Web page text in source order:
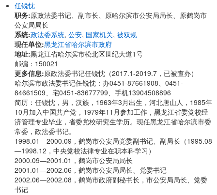
任锐忱
职务:原政法委书记、副市长、原哈尔滨市公安局局长、原鹤岗市
公安局局长
系统:政法委系统, 公安, 国家机关, 被双规
现任单位:黑龙江省哈尔滨市政府
地址:黑龙江省哈尔滨市松北区世纪大道1号
邮编：150021
更多信息:原政法委书记任锐忱（2017.1-2019.7，已被查办）
哈尔滨市政法委书记任锐忱：办0451-87661908、0451-
84661509、宅0451-83677799、手机13904508896
简历：任锐忱，男，汉族，1963年3月出生，河北唐山人，1985年
10月加入中国共产党，1979年11月参加工作，黑龙江省委党校经
济管理专业毕业，省委党校研究生学历。现任黑龙江省哈尔滨市委
常委，政法委书记。
1998.01—2000.09，鹤岗市公安局党委副书记、副局长（1995.08
—1998.12，中央党校法律专业在职本科学习）
2000.09—2001.01，鹤岗市公安局局长
2001.01—2002.06，鹤岗市公安局局长、党委书记
2002.06—2002.08，鹤岗市政府副秘书长，市公安局局长、党委
书记